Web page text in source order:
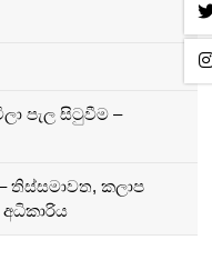
පැල සිටුවීම –
තිස්සමාවත, කලාප
අධිකාරිය